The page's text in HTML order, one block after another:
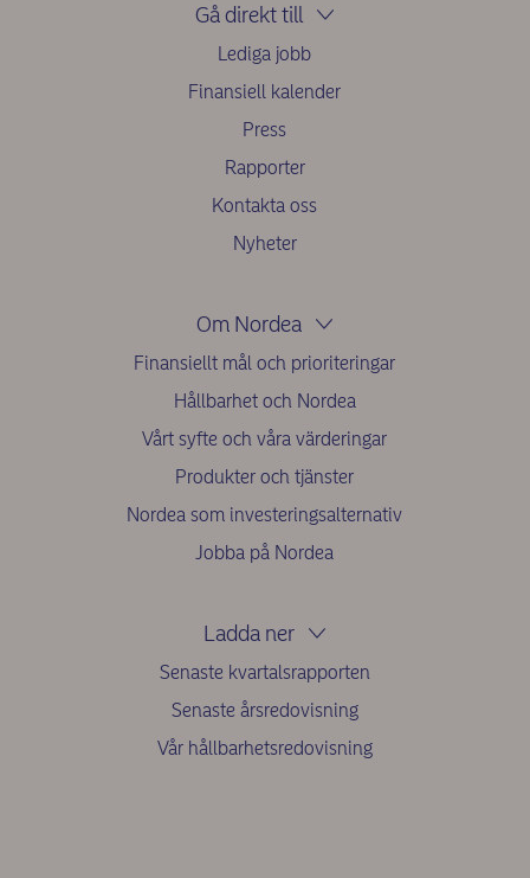
Gå direkt till
Lediga jobb
Finansiell kalender
Press
Rapporter
Kontakta oss
Nyheter
Om Nordea
Finansiellt mål och prioriteringar
Hållbarhet och Nordea
Vårt syfte och våra värderingar
Produkter och tjänster
Nordea som investeringsalternativ
Jobba på Nordea
Ladda ner
Senaste kvartalsrapporten
Senaste årsredovisning
Vår hållbarhetsredovisning